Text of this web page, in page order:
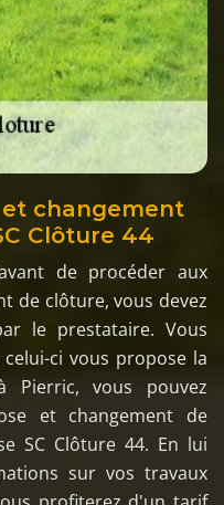
changement
Clôture 44
de procéder aux
de clôture, vous devez
le prestataire. Vous
ci vous propose la
Pierric, vous pouvez
et changement de
SC Clôture 44. En lui
sur vos travaux